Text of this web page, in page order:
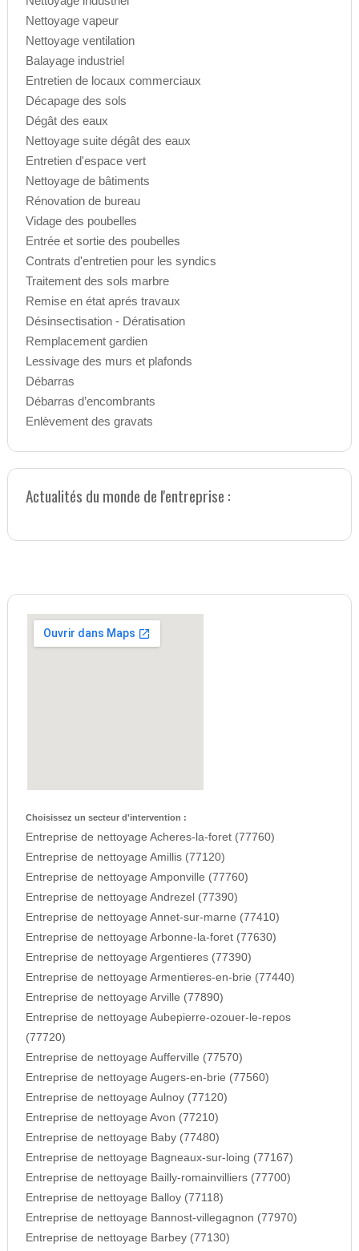
Nettoyage vapeur
Nettoyage ventilation
Balayage industriel
Entretien de locaux commerciaux
Décapage des sols
Dégât des eaux
Nettoyage suite dégât des eaux
Entretien d'espace vert
Nettoyage de bâtiments
Rénovation de bureau
Vidage des poubelles
Entrée et sortie des poubelles
Contrats d'entretien pour les syndics
Traitement des sols marbre
Remise en état aprés travaux
Désinsectisation - Dératisation
Remplacement gardien
Lessivage des murs et plafonds
Débarras
Débarras d’encombrants
Enlèvement des gravats
Actualités du monde de l'entreprise :
Choisissez un secteur d'intervention :
Entreprise de nettoyage Acheres-la-foret (77760)
Entreprise de nettoyage Amillis (77120)
Entreprise de nettoyage Amponville (77760)
Entreprise de nettoyage Andrezel (77390)
Entreprise de nettoyage Annet-sur-marne (77410)
Entreprise de nettoyage Arbonne-la-foret (77630)
Entreprise de nettoyage Argentieres (77390)
Entreprise de nettoyage Armentieres-en-brie (77440)
Entreprise de nettoyage Arville (77890)
Entreprise de nettoyage Aubepierre-ozouer-le-repos
(77720)
Entreprise de nettoyage Aufferville (77570)
Entreprise de nettoyage Augers-en-brie (77560)
Entreprise de nettoyage Aulnoy (77120)
Entreprise de nettoyage Avon (77210)
Entreprise de nettoyage Baby (77480)
Entreprise de nettoyage Bagneaux-sur-loing (77167)
Entreprise de nettoyage Bailly-romainvilliers (77700)
Entreprise de nettoyage Balloy (77118)
Entreprise de nettoyage Bannost-villegagnon (77970)
Entreprise de nettoyage Barbey (77130)